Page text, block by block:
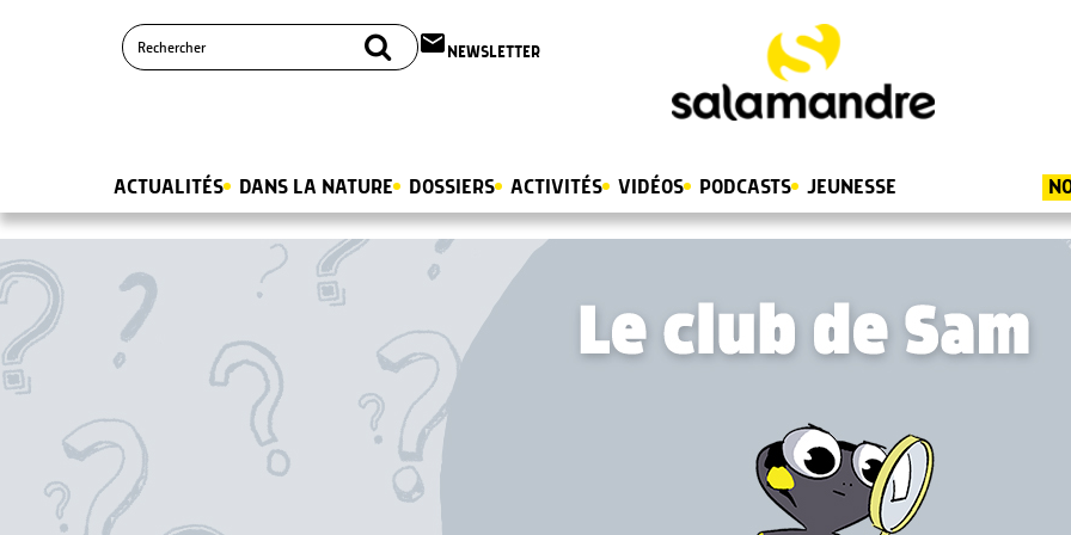
email NEWSLETTER
ACTUALITÉS DANS LA NATURE DOSSIERS ACTIVITÉS VIDÉOS PODCASTS JEUNESSE